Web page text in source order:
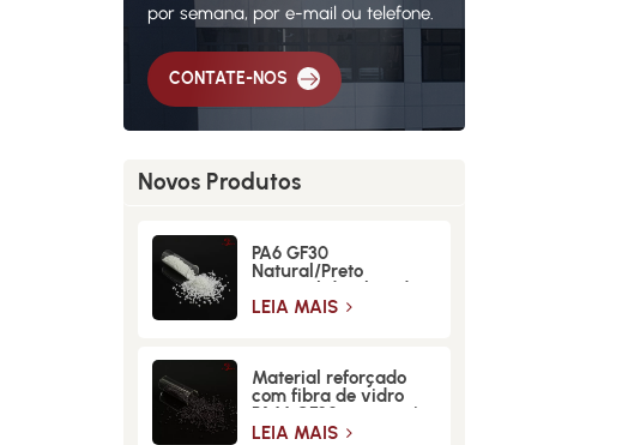
por semana, por e-mail ou telefone.
CONTATE-NOS
Novos Produtos
PA6 GF30
Natural/Preto
Material de Fibra de
Vidro de Alta
LEIA MAIS
Material reforçado
com fibra de vidro
PA66 GF30 para maior
resistência e
LEIA MAIS